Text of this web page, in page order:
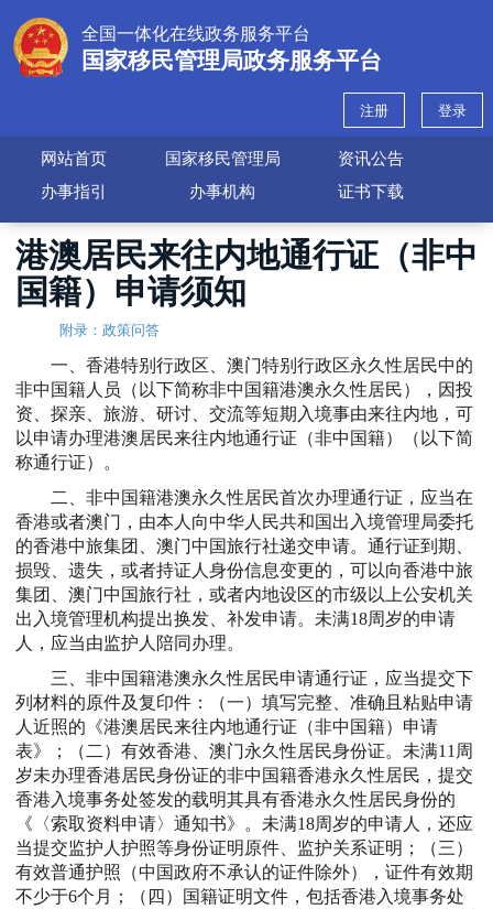
全国一体化在线政务服务平台
国家移民管理局政务服务平台
注册 登录
网站首页 国家移民管理局
资讯公告
办事指引
办事机构 证书下载
港澳居民来往内地通行证（非中
国籍）申请须知
附录：政策问答
一、香港特别行政区、澳门特别行政区永久性居民中的
非中国籍人员（以下简称非中国籍港澳永久性居民），因投
资、探亲、旅游、研讨、交流等短期入境事由来往内地，可
以申请办理港澳居民来往内地通行证（非中国籍）（以下简
称通行证）。
二、非中国籍港澳永久性居民首次办理通行证，应当在
香港或者澳门，由本人向中华人民共和国出入境管理局委托
的香港中旅集团、澳门中国旅行社递交申请。通行证到期、
损毁、遗失，或者持证人身份信息变更的，可以向香港中旅
集团、澳门中国旅行社，或者内地设区的市级以上公安机关
出入境管理机构提出换发、补发申请。未满18周岁的申请
人，应当由监护人陪同办理。
三、非中国籍港澳永久性居民申请通行证，应当提交下
列材料的原件及复印件：（一）填写完整、准确且粘贴申请
人近照的《港澳居民来往内地通行证（非中国籍）申请
表》；（二）有效香港、澳门永久性居民身份证。未满11周
岁未办理香港居民身份证的非中国籍香港永久性居民，提交
香港入境事务处签发的载明其具有香港永久性居民身份的
《〈索取资料申请〉通知书》。未满18周岁的申请人，还应
当提交监护人护照等身份证明原件、监护关系证明；（三）
有效普通护照（中国政府不承认的证件除外），证件有效期
不少于6个月；（四）国籍证明文件，包括香港入境事务处